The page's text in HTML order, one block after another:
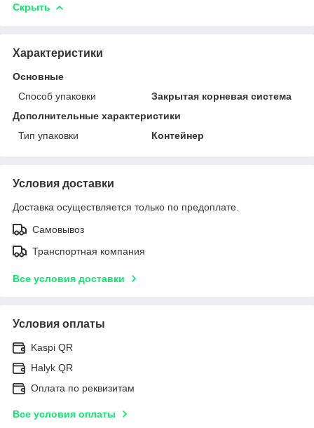
Скрыть
Характеристики
Основные
Способ упаковки
Закрытая корневая система
Дополнительные характеристики
Тип упаковки
Контейнер
Условия доставки
Доставка осуществляется только по предоплате.
Самовывоз
Транспортная компания
Все условия доставки
Условия оплаты
Kaspi QR
Halyk QR
Оплата по реквизитам
Все условия оплаты